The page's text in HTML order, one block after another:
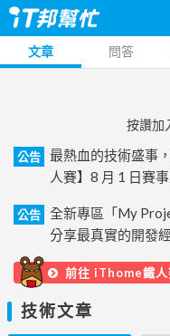
文章 問答
按讚加
公告
最熱血的技術盛事
人賽】8 月 1 日賽
公告
全新專區「My
分享最真實的開發
前往 iThome鐵人
技術文章